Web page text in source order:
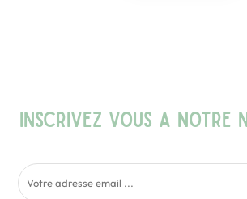
« @graph »: [
« @id »: « https://voyage-
INSCRIVEZ VOUS A NOTRE